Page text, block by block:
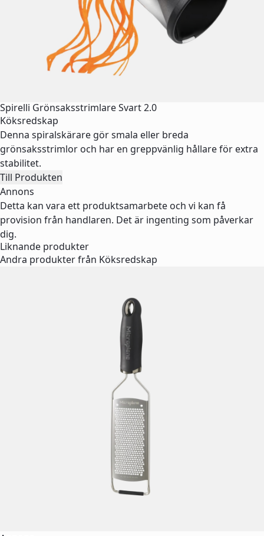
Spirelli Grönsaksstrimlare Svart 2.0
Köksredskap
Denna spiralskärare gör smala eller breda
grönsaksstrimlor och har en greppvänlig hållare för extra
stabilitet.
Till Produkten
Annons
Detta kan vara ett produktsamarbete och vi kan få
provision från handlaren. Det är ingenting som påverkar
dig.
Liknande produkter
Andra produkter från Köksredskap